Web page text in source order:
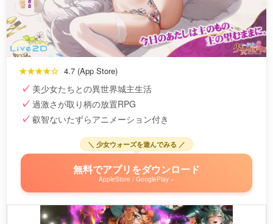
★★★★☆ 4.7 (App Store)
美少女たちとの異世界城主生活
過激さが取り柄の放置RPG
叡智ないたずらアニメーション付き
＼ 少女ウォーズを遊んでみる ／
無料でアプリをダウンロード
AppleStore / GooglePlay »